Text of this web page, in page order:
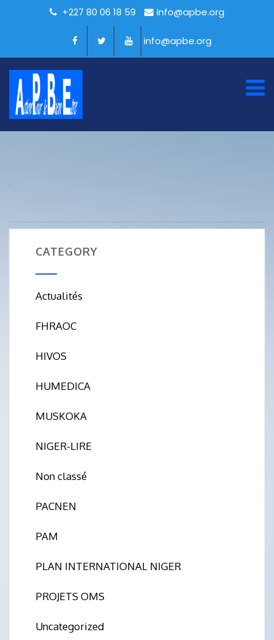
+227 80 06 18 59 info@apbe.org
info@apbe.org
CATEGORY
Actualités
FHRAOC
HIVOS
HUMEDICA
MUSKOKA
NIGER-LIRE
Non classé
PACNEN
PAM
PLAN INTERNATIONAL NIGER
PROJETS OMS
Uncategorized